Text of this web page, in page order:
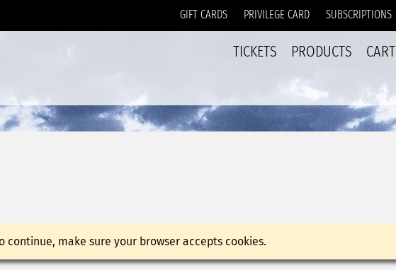
GIFT CARDS PRIVILEGE CARD SUBSCRIPTIONS
TICKETS PRODUCTS CART
continue, make sure your browser accepts cookies.